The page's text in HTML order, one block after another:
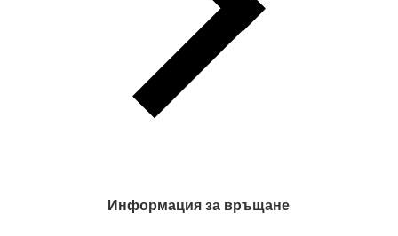
Информация за връщане